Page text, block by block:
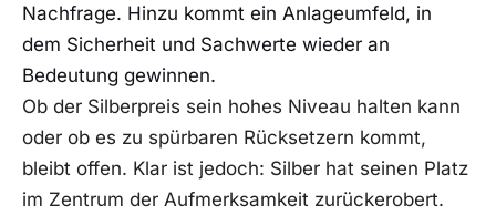
Nachfrage. Hinzu kommt ein Anlageumfeld, in
dem Sicherheit und Sachwerte wieder an
Bedeutung gewinnen.
Ob der Silberpreis sein hohes Niveau halten kann
oder ob es zu spürbaren Rücksetzern kommt,
bleibt offen. Klar ist jedoch: Silber hat seinen Platz
im Zentrum der Aufmerksamkeit zurückerobert.